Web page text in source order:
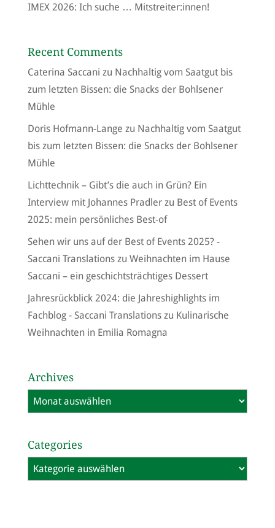
IMEX 2026: Ich suche … Mitstreiter:innen!
Recent Comments
Caterina Saccani zu Nachhaltig vom Saatgut bis
zum letzten Bissen: die Snacks der Bohlsener
Mühle
Doris Hofmann-Lange zu Nachhaltig vom Saatgut
bis zum letzten Bissen: die Snacks der Bohlsener
Mühle
Lichttechnik – Gibt’s die auch in Grün? Ein
Interview mit Johannes Pradlerzu Best of Events
2025: mein persönliches Best-of
Sehen wir uns auf der Best of Events 2025? -
Saccani Translationszu Weihnachten im Hause
Saccani – ein geschichtsträchtiges Dessert
Jahresrückblick 2024: die Jahreshighlights im
Fachblog - Saccani Translationszu Kulinarische
Weihnachten in Emilia Romagna
Archives
Archives
Categories
Categories